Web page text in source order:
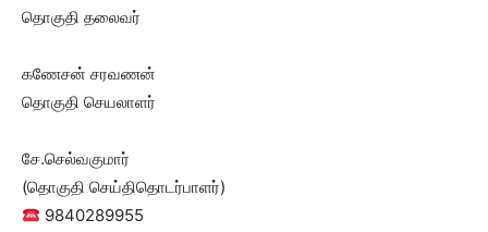
தொகுதி தலைவர்
கணேசன் சரவணன்
தொகுதி செயலாளர்
சே.செல்வகுமார்
(தொகுதி செய்திதொடர்பாளர்)
9840289955